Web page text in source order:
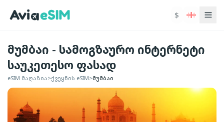
$
მუმბაი - სამოგზაურო ინტერნეტი
საუკეთესო ფასად
eSIM მაღაზია>ქვეყნის eSIM>მუმბაი